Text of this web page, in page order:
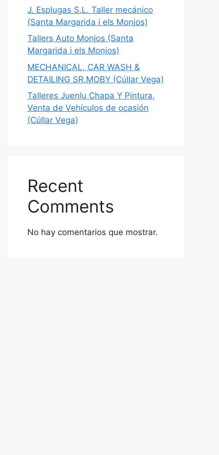
J. Esplugas S.L. Taller mecánico
(Santa Margarida i els Monjos)
Tallers Auto Monjos (Santa
Margarida i els Monjos)
MECHANICAL, CAR WASH &
DETAILING SR.MOBY (Cúllar Vega)
Talleres Juenlu Chapa Y Pintura,
Venta de Vehículos de ocasión
(Cúllar Vega)
Recent
Comments
No hay comentarios que mostrar.